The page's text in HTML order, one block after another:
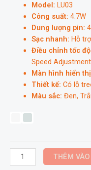
Model: LU03
Công suất: 4.7W
Dung lượng pin:
Sạc nhanh: Hỗ trợ
Điều chỉnh tốc
Speed
Màn hình hiển
Thiết kế: Có lỗ
Màu sắc: Đen,
Quạt
Cầm
THÊM